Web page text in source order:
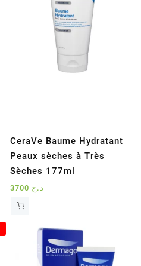
CeraVe Baume Hydratant
Peaux sèches à Très
Sèches 177ml
د.ج